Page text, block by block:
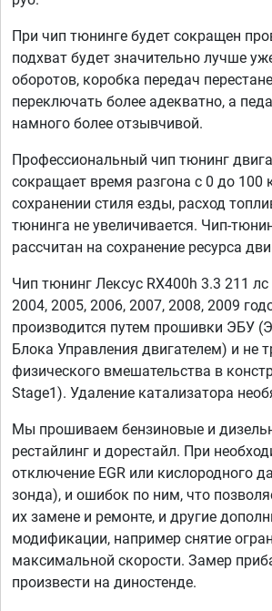
При чип тюнинге будет сокращен
подхват будет значительно лучше
оборотов, коробка передач
переключать более адекватно, а
намного более отзывчивой.
Профессиональный чип тюнинг
сокращает время разгона с 0 до 100
сохранении стиля езды, расход
тюнинга не увеличивается. Чип-
рассчитан на сохранение ресурса
Чип тюнинг Лексус RX400h 3.3 211 лс
2004, 2005, 2006, 2007, 2008, 2009
производится путем прошивки ЭБУ
Блока Управления двигателем) и не
физического вмешательства в
Stage1). Удаление катализатора
Мы прошиваем бензиновые и
рестайлинг и дорестайл. При
отключение EGR или кислородного
зонда), и ошибок по ним, что
их замене и ремонте, и другие
модификации, например снятие
максимальной скорости. Замер
произвести на диностенде.